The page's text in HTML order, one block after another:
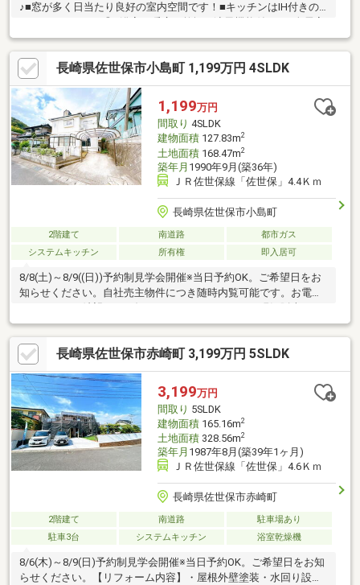
♪■窓が多く日当たり良好の室内空間です！■キッチンはIH付きの
6帖以上で個々のプライベート空間もしっかり確保◎■シューズボ
ックス付で玄関もスッキリ収納できます。■駐車最大3台可能※車
種によって異なります。
長崎県佐世保市小島町 1,199万円 4SLDK
1,199万円
間取り 4SLDK
建物面積127.83m2
土地面積168.47m2
築年月 1990年9月(築36年)
ＪＲ佐世保線「佐世保」4.4Ｋｍ
長崎県佐世保市小島町
2階建て 南道路
都市ガス
システムキッチン
所有権 即入居可
8/8(土)～8/9((日))予約制見学会開催※当日予約OK。ご希望日をお
知らせください。自社売主物件につき随時内覧可能です。お電話
以降はリフォーム住宅として販売する予定です。【おすすめポイ
ント】・本物件は条件により住宅ローン減税が適用されます。・
雨漏り、構造上主要な部分の欠陥や・腐食、給排水管の故障や漏
水についてお引渡しより２年間保証・シロアリ防除工事施工後5年
間保証【周辺施設】・佐世保市赤崎小学校 約1500ｍ（徒歩19
分）・佐世保市愛宕中学校 約1900ｍ（徒歩24分/自転車8分）
長崎県佐世保市赤崎町 3,199万円 5SLDK
3,199万円
間取り 5SLDK
建物面積165.16m2
土地面積328.56m2
築年月 1987年8月(築39年1ヶ月)
ＪＲ佐世保線「佐世保」4.6Ｋｍ
長崎県佐世保市赤崎町
2階建て 南道路
駐車場あり
駐車3台
システムキッチン 浴室乾燥機
8/6(木)～8/9(日)予約制見学会開催※当日予約OK。ご希望日をお知
らせください。【リフォーム内容】・屋根外壁塗装・水回り設備